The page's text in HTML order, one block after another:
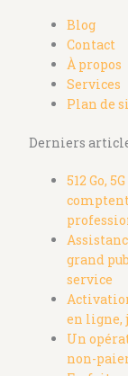
Blog
Contact
À propos
Services
Plan de
Derniers
512 Go,
grand
service
en ligne,
Un
non-